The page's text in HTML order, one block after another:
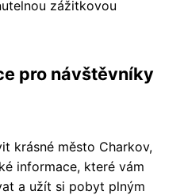
zážitkovou
pro návštěvníky
krásné město Charkov,
informace, které vám
a užít si pobyt plným